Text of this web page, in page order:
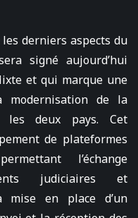
derniers aspects du
signé aujourd’hui
et qui marque une
modernisation de la
les deux pays. Cet
de plateformes
l’échange
judiciaires et
mise en place d’un